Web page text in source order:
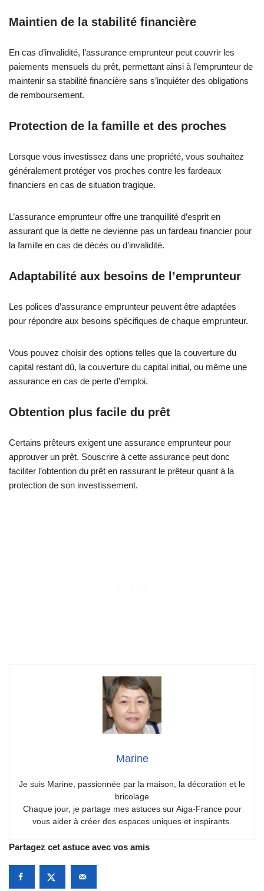
Maintien de la stabilité financière
En cas d’invalidité, l’assurance emprunteur peut couvrir les
paiements mensuels du prêt, permettant ainsi à l’emprunteur de
maintenir sa stabilité financière sans s’inquiéter des obligations
de remboursement.
Protection de la famille et des proches
Lorsque vous investissez dans une propriété, vous souhaitez
généralement protéger vos proches contre les fardeaux
financiers en cas de situation tragique.
L’assurance emprunteur offre une tranquillité d’esprit en
assurant que la dette ne devienne pas un fardeau financier pour
la famille en cas de décès ou d’invalidité.
Adaptabilité aux besoins de l’emprunteur
Les polices d’assurance emprunteur peuvent être adaptées
pour répondre aux besoins spécifiques de chaque emprunteur.
Vous pouvez choisir des options telles que la couverture du
capital restant dû, la couverture du capital initial, ou même une
assurance en cas de perte d’emploi.
Obtention plus facile du prêt
Certains prêteurs exigent une assurance emprunteur pour
approuver un prêt. Souscrire à cette assurance peut donc
faciliter l’obtention du prêt en rassurant le prêteur quant à la
protection de son investissement.
Marine
Je suis Marine, passionnée par la maison, la décoration et le
bricolage
Chaque jour, je partage mes astuces sur Aiga-France pour
vous aider à créer des espaces uniques et inspirants.
Partagez cet astuce avec vos amis